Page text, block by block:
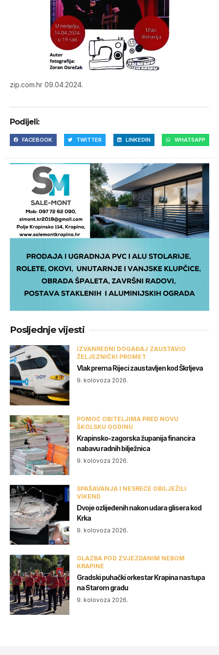
zip.com.hr 09.04.2024.
Podijeli:
FACEBOOK TWITTER LINKEDIN WHATSAPP
Posljednje vijesti
IZVANREDNI DOGAĐAJ ZAUSTAVIO
ŽELJEZNIČKI PROMET
Vlak prema Rijeci zaustavljen kod Škrljeva
9. kolovoza 2026.
POMOĆ OBITELJIMA PRED NOVU
ŠKOLSKU GODINU
Krapinsko-zagorska županija financira
nabavu radnih bilježnica
9. kolovoza 2026.
SPAŠAVANJA I NESREĆE OBILJEŽILI
VIKEND
Dvoje ozlijeđenih nakon udara glisera kod
Krka
9. kolovoza 2026.
GLAZBA POD ZVJEZDANIM NEBOM
KRAPINE
Gradski puhački orkestar Krapina nastupa
na Starom gradu
9. kolovoza 2026.